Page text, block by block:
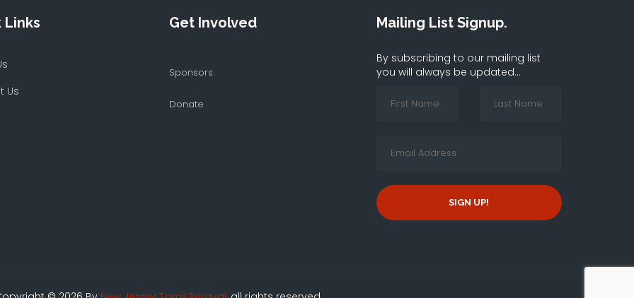
Links
Us
Get Involved
Sponsors
Donate
Mailing List Signup.
By subscribing to our mailing list
you will always be updated...
SIGN UP!